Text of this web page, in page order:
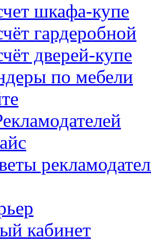
шкафа-купе
гардеробной
дверей-купе
по мебели
кабинет